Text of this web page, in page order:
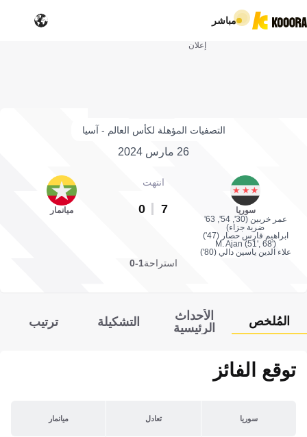
مباشر
إعلان
التصفيات المؤهلة لكأس العالم - آسيا
26 مارس 2024
سوريا
عمر خربين (30', 54', 63'
ضربة جزاء)
ابراهيم فارس حصار (47')
M. Ajan (51', 68')
علاء الدين ياسين دالي (80')
انتهت
7
0 ميانمار
استراحة1-0
المُلخص
الأحداث
الرئيسية
التشكيلة ترتيب
توقع الفائز
سوريا تعادل ميانمار